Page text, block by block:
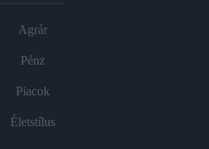
Agrár
Pénz
Piacok
Életstílus